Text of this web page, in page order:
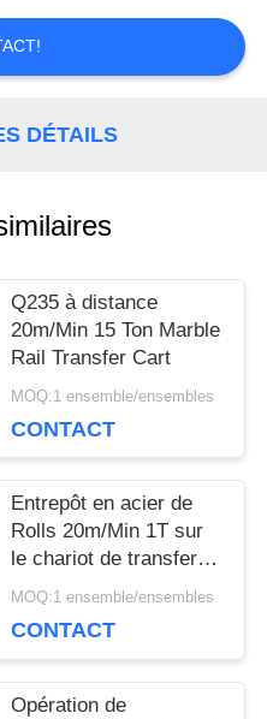
DÉTAILS
Q235 à distance
20m/Min 15 Ton Marble
Rail Transfer Cart
MOQ:1 ensemble/ensembles
CONTACT
Entrepôt en acier de
Rolls 20m/Min 1T sur
le chariot de transfert
de rail
MOQ:1 ensemble/ensembles
CONTACT
Opération de